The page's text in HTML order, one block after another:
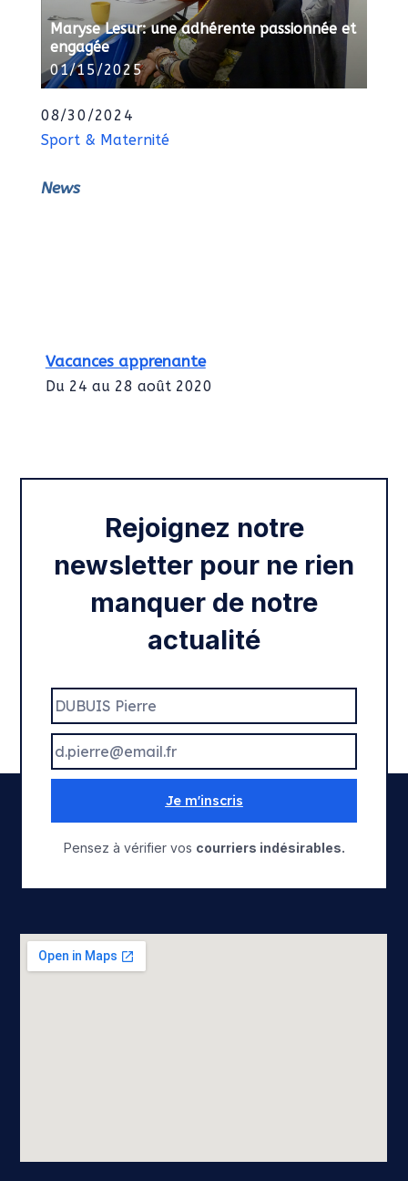
Maryse Lesur: une adhérente passionnée et
engagée
01/15/2025
08/30/2024
Sport & Maternité
News
Vacances apprenante
Du 24 au 28 août 2020
Rejoignez notre
newsletter pour ne rien
manquer de notre
actualité
Je m'inscris
Pensez à vérifier vos courriers indésirables.